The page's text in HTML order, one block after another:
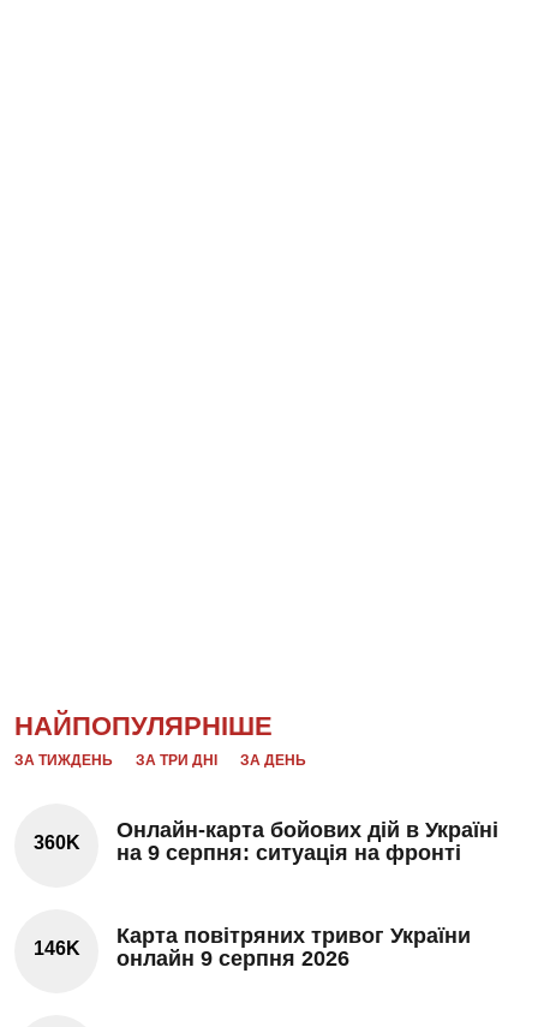
НАЙПОПУЛЯРНІШЕ
ЗА ТИЖДЕНЬ ЗА ТРИ ДНІ ЗА ДЕНЬ
360K
Онлайн-карта бойових дій в Україні
на 9 серпня: ситуація на фронті
146K
Карта повітряних тривог України
онлайн 9 серпня 2026